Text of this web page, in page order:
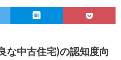
な中古住宅)の認知度向